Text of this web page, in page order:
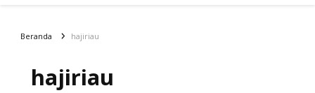
Beranda hajiriau
hajiriau